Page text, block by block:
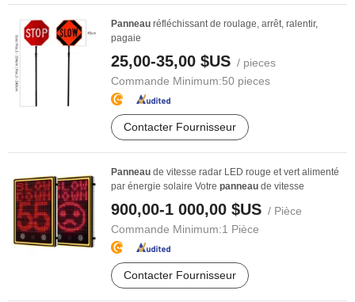
Panneau réfléchissant de roulage, arrêt, ralentir,
pagaie
25,00-35,00 $US / pieces
Commande Minimum:50 pieces
Contacter Fournisseur
Panneau de vitesse radar LED rouge et vert alimenté
par énergie solaire Votre panneau de vitesse
900,00-1 000,00 $US / Pièce
Commande Minimum:1 Pièce
Contacter Fournisseur